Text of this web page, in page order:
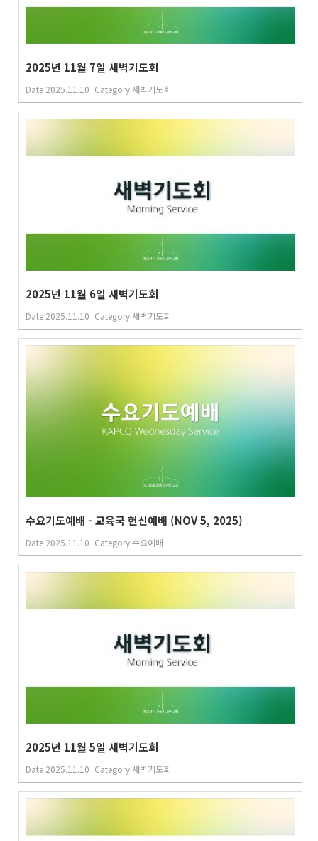
2025년 11월 7일 새벽기도회
Date 2025.11.10 Category새벽기도회
2025년 11월 6일 새벽기도회
Date 2025.11.10 Category새벽기도회
수요기도예배 - 교육국 헌신예배 (NOV 5, 2025)
Date 2025.11.10 Category수요예배
2025년 11월 5일 새벽기도회
Date 2025.11.10 Category새벽기도회